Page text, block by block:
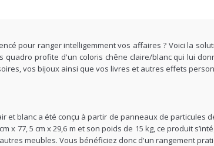
pour ranger intelligemment vos affaires ? Voici la
quadro profite d'un coloris chêne claire/blanc qui lui
vos bijoux ainsi que vos livres et autres effets
et blanc a été conçu à partir de panneaux de particules
x 77, 5 cm x 29,6 m et son poids de 15 kg, ce produit
meubles. Vous bénéficiez donc d'un rangement